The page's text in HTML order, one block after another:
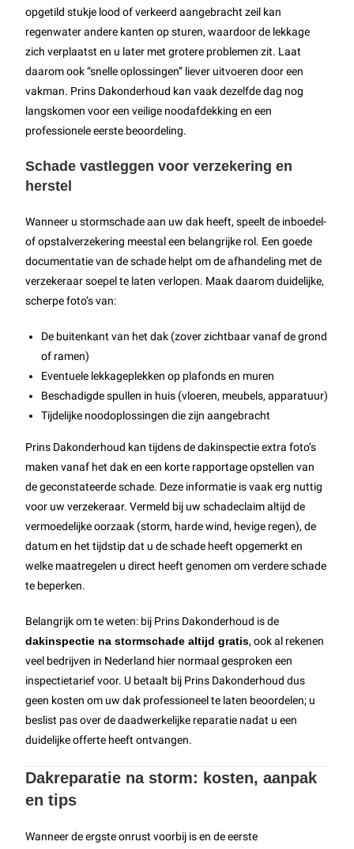
opgetild stukje lood of verkeerd aangebracht zeil kan
regenwater andere kanten op sturen, waardoor de lekkage
zich verplaatst en u later met grotere problemen zit. Laat
daarom ook “snelle oplossingen” liever uitvoeren door een
vakman. Prins Dakonderhoud kan vaak dezelfde dag nog
langskomen voor een veilige noodafdekking en een
professionele eerste beoordeling.
Schade vastleggen voor verzekering en
herstel
Wanneer u stormschade aan uw dak heeft, speelt de inboedel-
of opstalverzekering meestal een belangrijke rol. Een goede
documentatie van de schade helpt om de afhandeling met de
verzekeraar soepel te laten verlopen. Maak daarom duidelijke,
scherpe foto’s van:
De buitenkant van het dak (zover zichtbaar vanaf de grond
of ramen)
Eventuele lekkageplekken op plafonds en muren
Beschadigde spullen in huis (vloeren, meubels, apparatuur)
Tijdelijke noodoplossingen die zijn aangebracht
Prins Dakonderhoud kan tijdens de dakinspectie extra foto’s
maken vanaf het dak en een korte rapportage opstellen van
de geconstateerde schade. Deze informatie is vaak erg nuttig
voor uw verzekeraar. Vermeld bij uw schadeclaim altijd de
vermoedelijke oorzaak (storm, harde wind, hevige regen), de
datum en het tijdstip dat u de schade heeft opgemerkt en
welke maatregelen u direct heeft genomen om verdere schade
te beperken.
Belangrijk om te weten: bij Prins Dakonderhoud is de
dakinspectie na stormschade altijd gratis, ook al rekenen
veel bedrijven in Nederland hier normaal gesproken een
inspectietarief voor. U betaalt bij Prins Dakonderhoud dus
geen kosten om uw dak professioneel te laten beoordelen; u
beslist pas over de daadwerkelijke reparatie nadat u een
duidelijke offerte heeft ontvangen.
Dakreparatie na storm: kosten, aanpak
en tips
Wanneer de ergste onrust voorbij is en de eerste